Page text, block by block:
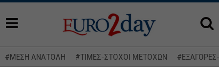
#ΜΕΣΗ ΑΝΑΤΟΛΗ #ΤΙΜΕΣ-ΣΤΟΧΟΙ ΜΕΤΟΧΩΝ